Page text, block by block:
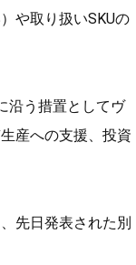
や取り扱いSKUの
沿う措置としてヴ
産への支援、投資
先日発表された別